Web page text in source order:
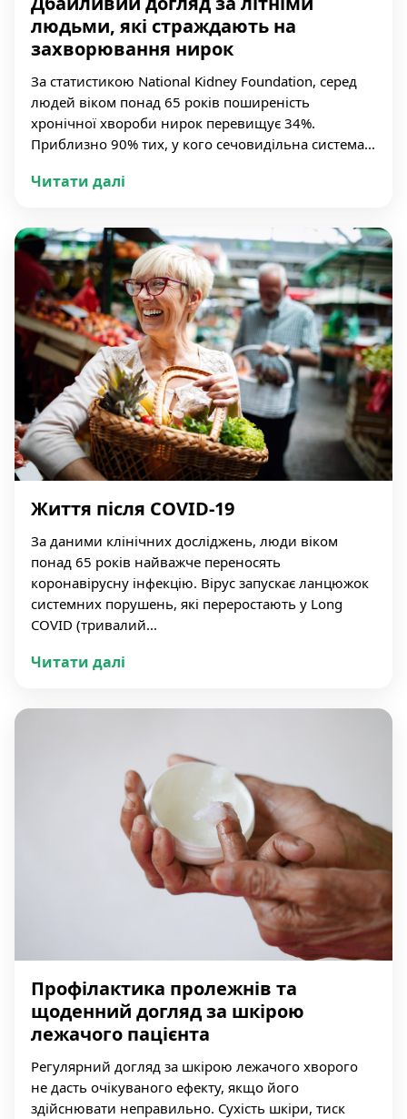
людьми, які страждають на
захворювання нирок
За статистикою National Kidney Foundation, серед
людей віком понад 65 років поширеність
хронічної хвороби нирок перевищує 34%.
Приблизно 90% тих, у кого сечовидільна система...
Читати далі
Життя після COVID-19
За даними клінічних досліджень, люди віком
понад 65 років найважче переносять
коронавірусну інфекцію. Вірус запускає ланцюжок
системних порушень, які переростають у Long
COVID (тривалий...
Читати далі
Профілактика пролежнів та
щоденний догляд за шкірою
лежачого пацієнта
Регулярний догляд за шкірою лежачого хворого
не дасть очікуваного ефекту, якщо його
здійснювати неправильно. Сухість шкіри, тиск